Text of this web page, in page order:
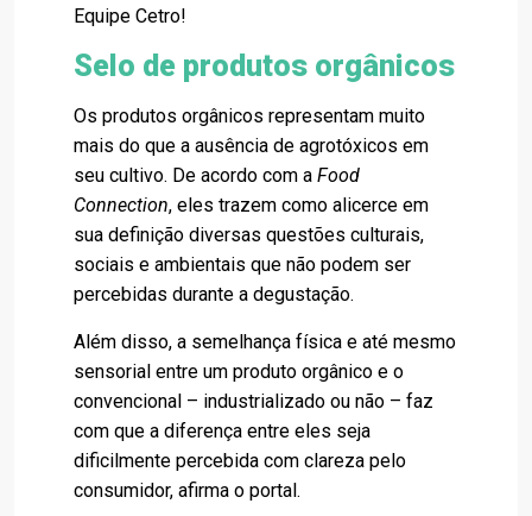
Equipe Cetro!
Selo de produtos orgânicos
Os produtos orgânicos representam muito
mais do que a ausência de agrotóxicos em
seu cultivo. De acordo com a Food
Connection, eles trazem como alicerce em
sua definição diversas questões culturais,
sociais e ambientais que não podem ser
percebidas durante a degustação.
Além disso, a semelhança física e até mesmo
sensorial entre um produto orgânico e o
convencional – industrializado ou não – faz
com que a diferença entre eles seja
dificilmente percebida com clareza pelo
consumidor, afirma o portal.